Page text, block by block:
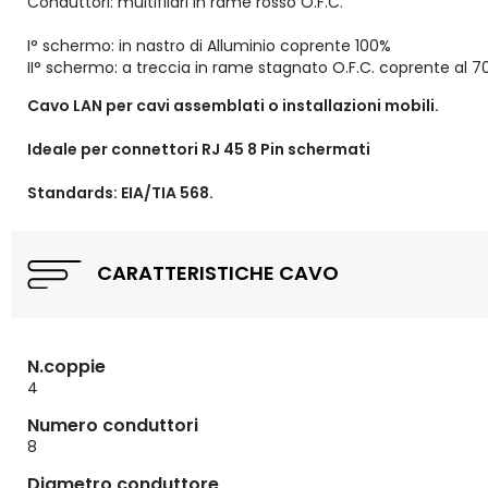
I° schermo: in nastro di Alluminio coprente 100%
II° schermo: a treccia in rame stagnato O.F.C. coprente al
Cavo LAN per cavi assemblati o installazioni mobili.
Ideale per connettori RJ 45 8 Pin schermati
Standards: EIA/TIA 568.
CARATTERISTICHE CAVO
N.coppie
4
Numero conduttori
8